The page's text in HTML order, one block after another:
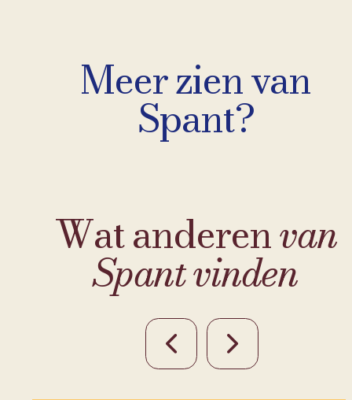
Meer zien van
Spant?
Wat anderenvan
Spant vinden